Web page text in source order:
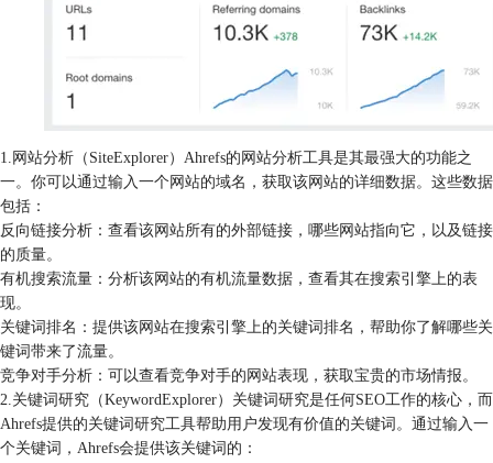
1.网站分析（SiteExplorer）Ahrefs的网站分析工具是其最强大的功能之
一。你可以通过输入一个网站的域名，获取该网站的详细数据。这些数据
包括：
反向链接分析：查看该网站所有的外部链接，哪些网站指向它，以及链接
的质量。
有机搜索流量：分析该网站的有机流量数据，查看其在搜索引擎上的表
现。
关键词排名：提供该网站在搜索引擎上的关键词排名，帮助你了解哪些关
键词带来了流量。
竞争对手分析：可以查看竞争对手的网站表现，获取宝贵的市场情报。
2.关键词研究（KeywordExplorer）关键词研究是任何SEO工作的核心，而
Ahrefs提供的关键词研究工具帮助用户发现有价值的关键词。通过输入一
个关键词，Ahrefs会提供该关键词的：